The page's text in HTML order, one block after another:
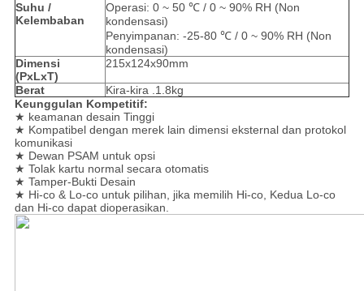
Suhu /
Kelembaban
Operasi: 0 ~ 50 ℃ / 0 ~ 90% RH (Non
kondensasi)
Penyimpanan: -25-80 ℃ / 0 ~ 90% RH (Non
kondensasi)
Dimensi
(PxLxT)
215x124x90mm
Berat
Kira-kira .1.8kg
Keunggulan Kompetitif:
★ keamanan desain Tinggi
★ Kompatibel dengan merek lain dimensi eksternal dan protokol
komunikasi
★ Dewan PSAM untuk opsi
★ Tolak kartu normal secara otomatis
★ Tamper-Bukti Desain
★ Hi-co & Lo-co untuk pilihan, jika memilih Hi-co, Kedua Lo-co
dan Hi-co dapat dioperasikan.